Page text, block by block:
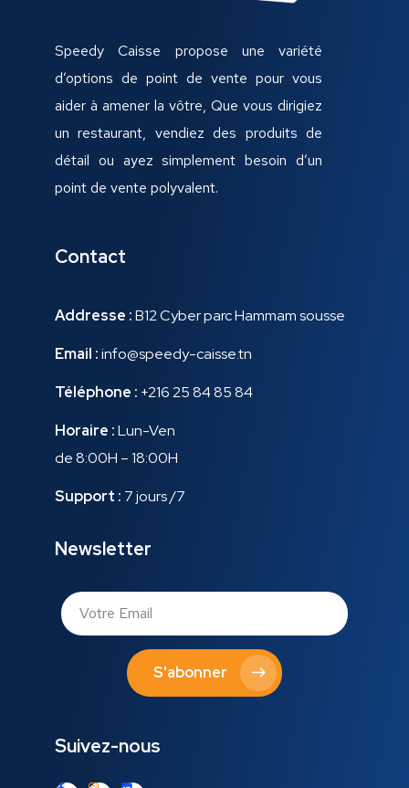
Speedy Caisse propose une variété
d’options de point de vente pour vous
aider à amener la vôtre, Que vous dirigiez
un restaurant, vendiez des produits de
détail ou ayez simplement besoin d’un
point de vente polyvalent.
Contact
Addresse :B12 Cyber parc Hammam sousse
Email :info@speedy-caisse.tn
Téléphone : +216 25 84 85 84
Horaire :Lun-Ven
de 8:00H – 18:00H
Support : 7 jours /7
Newsletter
S'abonner
Suivez-nous